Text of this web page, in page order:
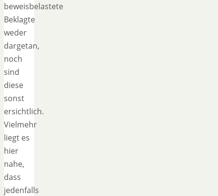
beweisbelastete
Beklagte
weder
dargetan,
noch
sind
diese
sonst
ersichtlich.
Vielmehr
liegt es
hier
nahe,
dass
jedenfalls